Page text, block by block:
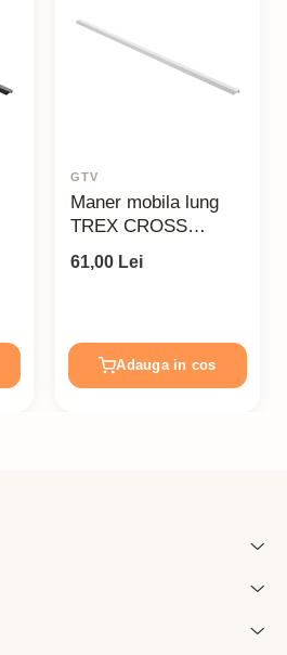
GTV
Maner mobila lung
TREX CROSS
1200mm alb mat
61,00 Lei
Adauga in cos